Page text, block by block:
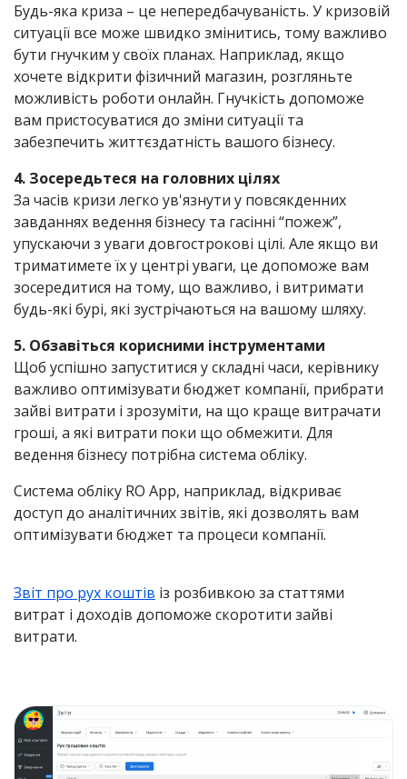
Будь-яка криза – це непередбачуваність. У кризовій
ситуації все може швидко змінитись, тому важливо
бути гнучким у своїх планах. Наприклад, якщо
хочете відкрити фізичний магазин, розгляньте
можливість роботи онлайн. Гнучкість допоможе
вам пристосуватися до зміни ситуації та
забезпечить життєздатність вашого бізнесу.
4. Зосередьтеся на головних цілях
За часів кризи легко ув'язнути у повсякденних
завданнях ведення бізнесу та гасінні “пожеж”,
упускаючи з уваги довгострокові цілі. Але якщо ви
триматимете їх у центрі уваги, це допоможе вам
зосередитися на тому, що важливо, і витримати
будь-які бурі, які зустрічаються на вашому шляху.
5. Обзавіться корисними інструментами
Щоб успішно запуститися у складні часи, керівнику
важливо оптимізувати бюджет компанії, прибрати
зайві витрати і зрозуміти, на що краще витрачати
гроші, а які витрати поки що обмежити. Для
ведення бізнесу потрібна система обліку.
Система обліку RO App, наприклад, відкриває
доступ до аналітичних звітів, які дозволять вам
оптимізувати бюджет та процеси компанії.
Звіт про рух коштів із розбивкою за статтями
витрат і доходів допоможе скоротити зайві
витрати.